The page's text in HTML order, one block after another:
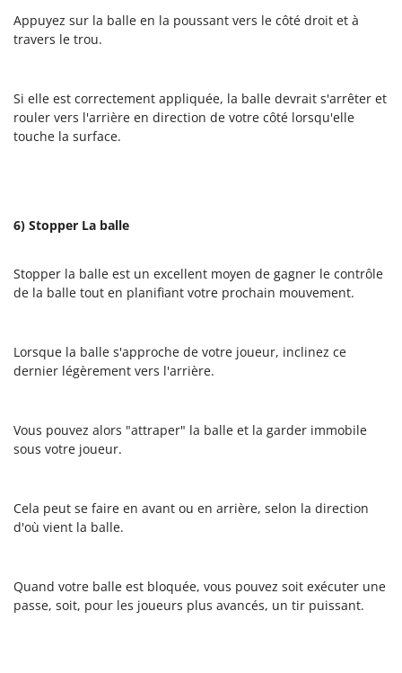
Appuyez sur la balle en la poussant vers le côté droit et à
travers le trou.
Si elle est correctement appliquée, la balle devrait s'arrêter et
rouler vers l'arrière en direction de votre côté lorsqu'elle
touche la surface.
6) Stopper La balle
Stopper la balle est un excellent moyen de gagner le contrôle
de la balle tout en planifiant votre prochain mouvement.
Lorsque la balle s'approche de votre joueur, inclinez ce
dernier légèrement vers l'arrière.
Vous pouvez alors "attraper" la balle et la garder immobile
sous votre joueur.
Cela peut se faire en avant ou en arrière, selon la direction
d'où vient la balle.
Quand votre balle est bloquée, vous pouvez soit exécuter une
passe, soit, pour les joueurs plus avancés, un tir puissant.